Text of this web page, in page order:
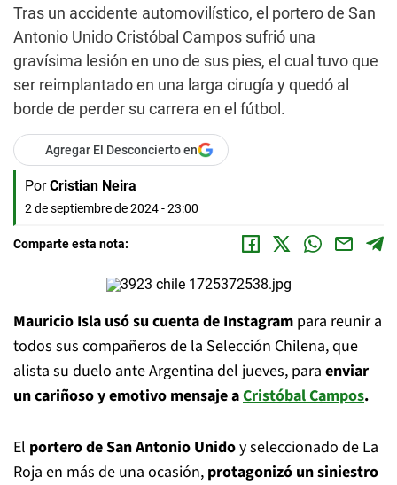
Tras un accidente automovilístico, el portero de San
Antonio Unido Cristóbal Campos sufrió una
gravísima lesión en uno de sus pies, el cual tuvo que
ser reimplantado en una larga cirugía y quedó al
borde de perder su carrera en el fútbol.
Agregar El Desconcierto en
Por Cristian Neira
2 de septiembre de 2024 - 23:00
Comparte esta nota:
Mauricio Isla usó su cuenta de Instagram para reunir a
todos sus compañeros de la Selección Chilena, que
alista su duelo ante Argentina del jueves, para enviar
un cariñoso y emotivo mensaje aCristóbal Campos.
El portero de San Antonio Unidoy seleccionado de La
Roja en más de una ocasión, protagonizó un siniestro